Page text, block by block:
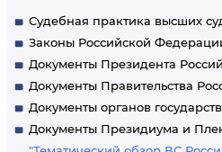
Судебная практика высших
Законы Российской
Документы Президента
Документы Правительства
Документы органов
Документы Президиума и